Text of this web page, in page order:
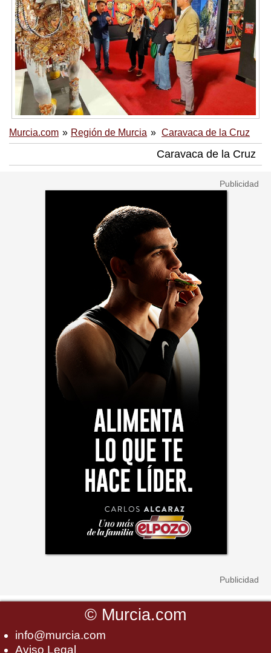
Murcia.com Región de Murcia Caravaca de la Cruz
Caravaca de la Cruz
© Murcia.com
info@murcia.com
Aviso Legal